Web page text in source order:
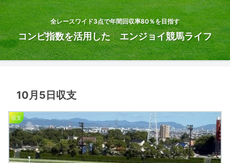
全レースワイド3点で年間回収率80％を目指す
コンピ指数を活用した エンジョイ競馬ライフ
10月5日収支
収支